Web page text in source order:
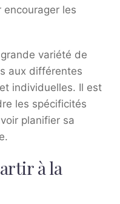
les
variété de
aux différentes
individuelles. Il est
les spécificités
planifier sa
à la